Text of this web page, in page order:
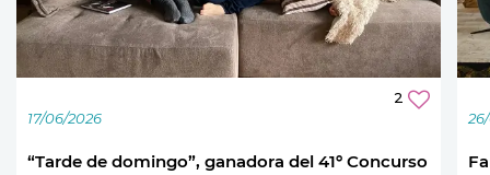
2
17/06/2026
“Tarde de domingo”, ganadora del 41º Concurso